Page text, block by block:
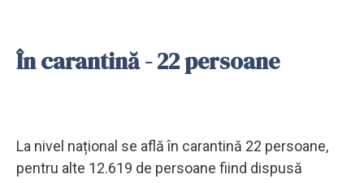
În carantină - 22 persoane
La nivel național se află în carantină 22 persoane,
pentru alte 12.619 de persoane fiind dispusă